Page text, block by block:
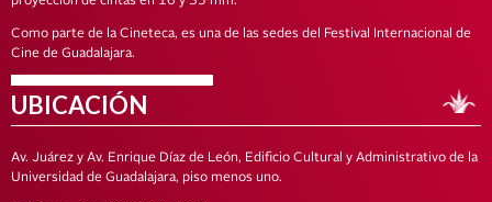
Como parte de la Cineteca, es una de las sedes del Festival Internacional de
Cine de Guadalajara.
UBICACIÓN
Av. Juárez y Av. Enrique Díaz de León, Edificio Cultural y Administrativo de la
Universidad de Guadalajara, piso menos uno.